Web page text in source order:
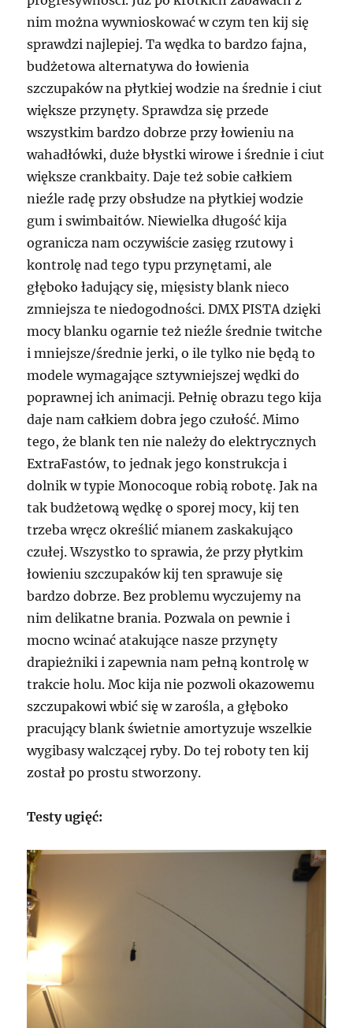
nim można wywnioskować w czym ten kij się
sprawdzi najlepiej. Ta wędka to bardzo fajna,
budżetowa alternatywa do łowienia
szczupaków na płytkiej wodzie na średnie i ciut
większe przynęty. Sprawdza się przede
wszystkim bardzo dobrze przy łowieniu na
wahadłówki, duże błystki wirowe i średnie i ciut
większe crankbaity. Daje też sobie całkiem
nieźle radę przy obsłudze na płytkiej wodzie
gum i swimbaitów. Niewielka długość kija
ogranicza nam oczywiście zasięg rzutowy i
kontrolę nad tego typu przynętami, ale
głęboko ładujący się, mięsisty blank nieco
zmniejsza te niedogodności. DMX PISTA dzięki
mocy blanku ogarnie też nieźle średnie twitche
i mniejsze/średnie jerki, o ile tylko nie będą to
modele wymagające sztywniejszej wędki do
poprawnej ich animacji. Pełnię obrazu tego kija
daje nam całkiem dobra jego czułość. Mimo
tego, że blank ten nie należy do elektrycznych
ExtraFastów, to jednak jego konstrukcja i
dolnik w typie Monocoque robią robotę. Jak na
tak budżetową wędkę o sporej mocy, kij ten
trzeba wręcz określić mianem zaskakująco
czułej. Wszystko to sprawia, że przy płytkim
łowieniu szczupaków kij ten sprawuje się
bardzo dobrze. Bez problemu wyczujemy na
nim delikatne brania. Pozwala on pewnie i
mocno wcinać atakujące nasze przynęty
drapieżniki i zapewnia nam pełną kontrolę w
trakcie holu. Moc kija nie pozwoli okazowemu
szczupakowi wbić się w zarośla, a głęboko
pracujący blank świetnie amortyzuje wszelkie
wygibasy walczącej ryby. Do tej roboty ten kij
został po prostu stworzony.
Testy ugięć: